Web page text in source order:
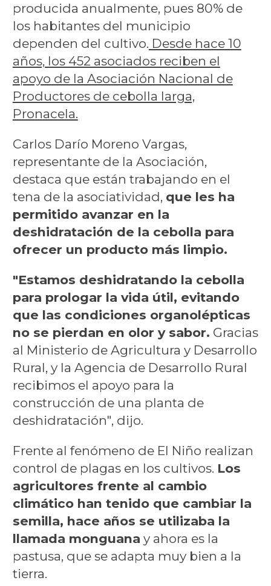
producida anualmente, pues 80% de
los habitantes del municipio
dependen del cultivo. Desde hace 10
años, los 452 asociados reciben el
apoyo de la Asociación Nacional de
Productores de cebolla larga,
Pronacela.
Carlos Darío Moreno Vargas,
representante de la Asociación,
destaca que están trabajando en el
tena de la asociatividad, que les ha
permitido avanzar en la
deshidratación de la cebolla para
ofrecer un producto más limpio.
"Estamos deshidratando la cebolla
para prologar la vida útil, evitando
que las condiciones organolépticas
no se pierdan en olor y sabor. Gracias
al Ministerio de Agricultura y Desarrollo
Rural, y la Agencia de Desarrollo Rural
recibimos el apoyo para la
construcción de una planta de
deshidratación", dijo.
Frente al fenómeno de El Niño realizan
control de plagas en los cultivos. Los
agricultores frente al cambio
climático han tenido que cambiar la
semilla, hace años se utilizaba la
llamada monguana y ahora es la
pastusa, que se adapta muy bien a la
tierra.